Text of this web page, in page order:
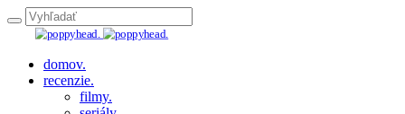
domov.
recenzie.
filmy.